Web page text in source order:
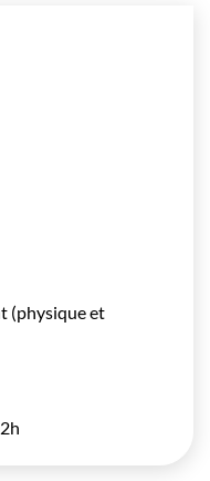
dans un nouvel onglet)
(physique et